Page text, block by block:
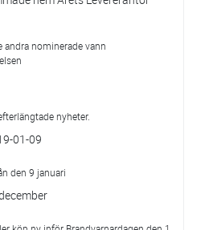
andra nominerade vann
nyheter.
01-09
den 9 januari